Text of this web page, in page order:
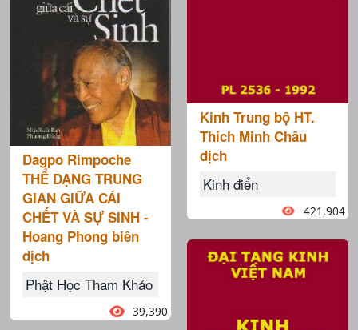
Dagpo Rimpoche
THỂ DẠNG TRUNG
GIAN GIỮA CÁI
CHẾT VÀ SỰ SINH -
Hoang Phong biên
dịch
Phật Học Tham Khảo
39,390
Kinh Trung bộ HT.
Thích Minh Châu
dịch
Kinh điển
421,904